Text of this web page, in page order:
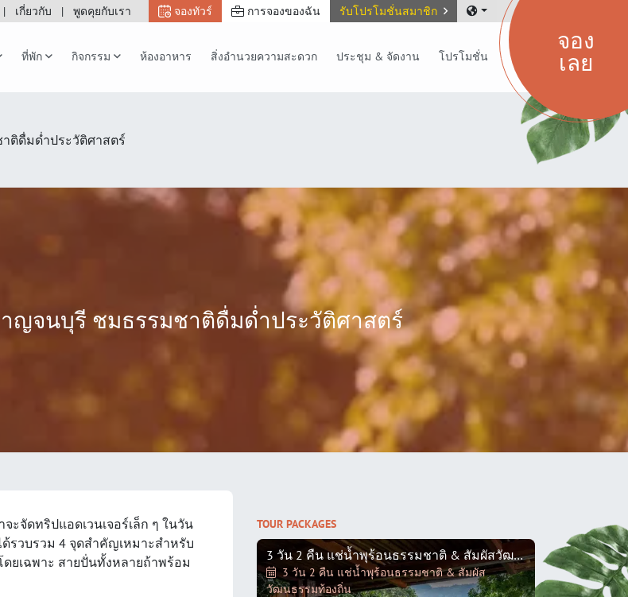
เกี่ยวกับ พูดคุยกับเรา จองทัวร์ การจองของฉัน รับโปรโมชั่นสมาชิก
ที่พัก กิจกรรม ห้องอาหาร สิ่งอำนวยความสะดวก ประชุม & จัดงาน โปรโมชั่น
ติดื่มด่ำประวัติศาสตร์
ญจนบุรี ชมธรรมชาติดื่มด่ำประวัติศาสตร์
ะจัดทริปแอดเวนเจอร์เล็ก ๆ ในวัน
รวบรวม 4 จุดสำคัญเหมาะสำหรับ
ยเฉพาะ สายปั่นทั้งหลายถ้าพร้อม
TOUR PACKAGES
3 วัน 2 คืน แช่น้ำพุร้อนธรรมชาติ & สัมผัสวัฒนธรรมท้องถิ่น
3 วัน 2 คืน แช่น้ำพุร้อนธรรมชาติ & สัมผัส
วัฒนธรรมท้องถิ่น
จอง
เลย